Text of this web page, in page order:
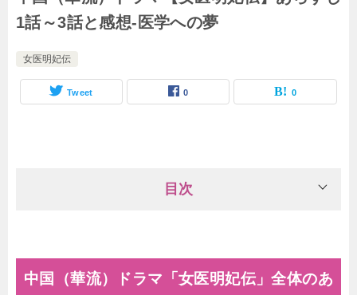
1話～3話と感想-医学への夢
女医明妃伝
Tweet 0 0
目次
中国（華流）ドラマ「女医明妃伝」全体のあ